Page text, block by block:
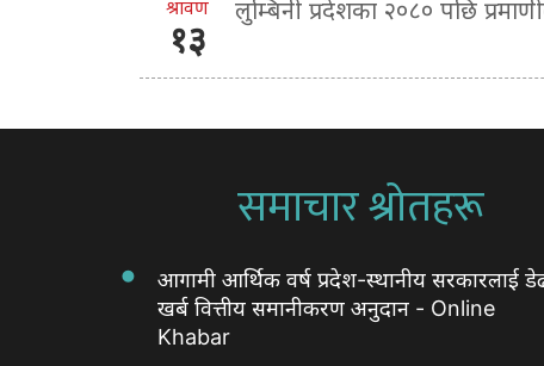
श्रावण
१३
लुम्बिनी प्रदेशका २०८० पछि
समाचार श्रोतहरू
आगामी आर्थिक वर्ष प्रदेश-स्थानीय सरकारलाई
खर्ब वित्तीय समानीकरण अनुदान - Online
Khabar